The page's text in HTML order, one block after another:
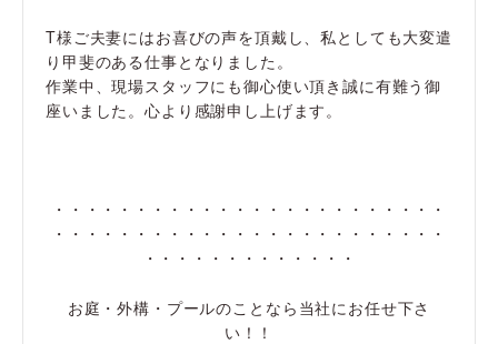
T様ご夫妻にはお喜びの声を頂戴し、私としても大変遣
り甲斐のある仕事となりました。
作業中、現場スタッフにも御心使い頂き誠に有難う御
座いました。心より感謝申し上げます。
・・・・・・・・・・・・・・・・・・・・・・・・
・・・・・・・・・・・・・・・・・・・・・・・・
・・・・・・・・・・・・・
お庭・外構・プールのことなら当社にお任せ下さ
い！！